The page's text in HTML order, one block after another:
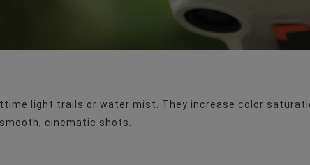
light trails or water mist. They increase color
cinematic shots.